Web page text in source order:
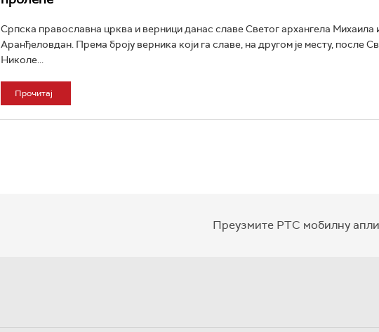
Српска православна црква и верници данас славе Светог архангела Михаила
Аранђеловдан. Према броју верника који га славе, на другом је месту, после
Николе...
Прочитај
Преузмите РТС мобилну